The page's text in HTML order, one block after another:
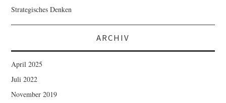
Strategisches Denken
ARCHIV
April 2025
Juli 2022
November 2019